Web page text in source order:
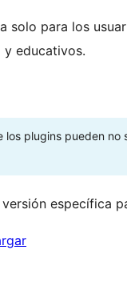
solo para los
y educativos.
los plugins pueden
específica